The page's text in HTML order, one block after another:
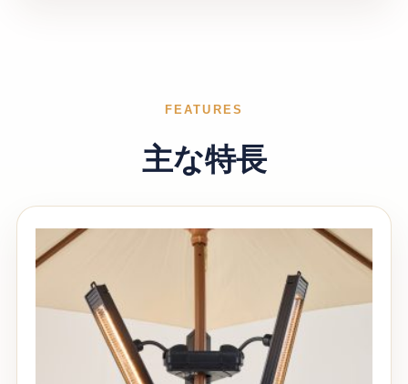
FEATURES
主な特長